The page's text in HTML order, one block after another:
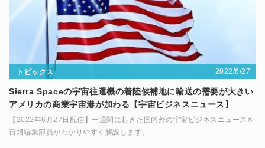
トピックス 2022/6/27
Sierra Spaceの宇宙往還機の着陸候補地に輸送の需要が大きい
アメリカの商業宇宙港が加わる【宇宙ビジネスニュース】
【2022年6月27日配信】一週間に起きた国内外の宇宙ビジネスニュースを
宙畑編集部員がわかりやすく解説します。